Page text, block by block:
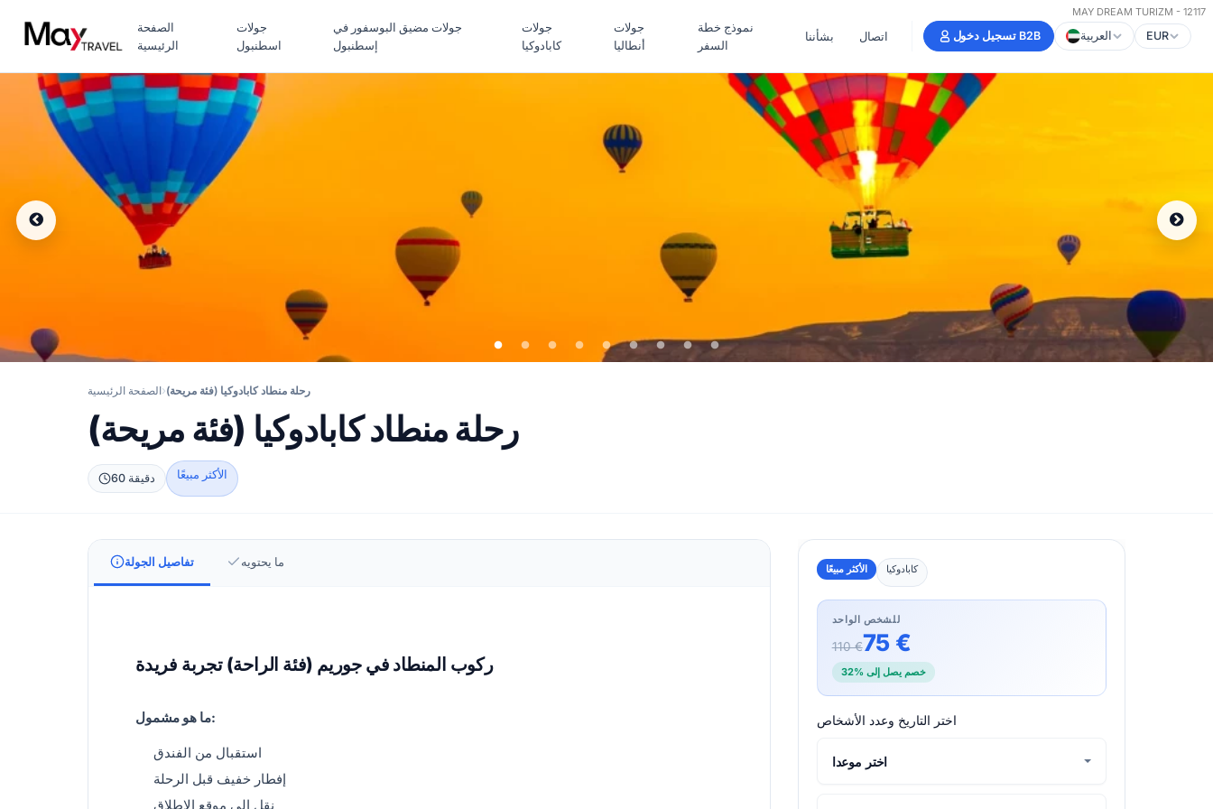
MAY DREAM TURIZM - 12117
الصفحة
الرئيسية
جولات
اسطنبول
جولات مضيق البوسفور في
إسطنبول
جولات
كابادوكيا
جولات
أنطاليا
نموذج خطة
السفر
بشأننا اتصال تسجيل دخول B2B العربية EUR
الصفحة الرئيسية رحلة منطاد كابادوكيا (فئة مريحة)
رحلة منطاد كابادوكيا (فئة مريحة)
60 دقيقة الأكثر مبيعًا
تفاصيل الجولة ما يحتويه
ركوب المنطاد في جوريم (فئة الراحة) تجربة فريدة
ما هو مشمول:
استقبال من الفندق
إفطار خفيف قبل الرحلة
نقل إلى موقع الإطلاق
الأكثر مبيعًا كابادوكيا
للشخص الواحد
110 €75 €
خصم يصل إلى %32
اختر التاريخ وعدد الأشخاص
اختر موعدا